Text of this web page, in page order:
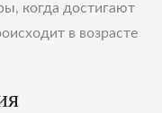
когда достигают
в возрасте